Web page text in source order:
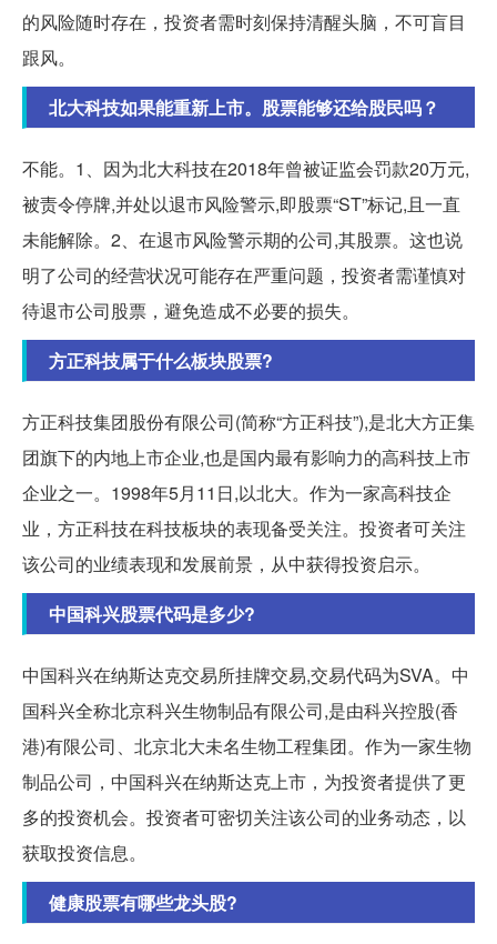
的风险随时存在，投资者需时刻保持清醒头脑，不可盲目
跟风。
北大科技如果能重新上市。股票能够还给股民吗？
不能。1、因为北大科技在2018年曾被证监会罚款20万元,
被责令停牌,并处以退市风险警示,即股票“ST”标记,且一直
未能解除。2、在退市风险警示期的公司,其股票。这也说
明了公司的经营状况可能存在严重问题，投资者需谨慎对
待退市公司股票，避免造成不必要的损失。
方正科技属于什么板块股票?
方正科技集团股份有限公司(简称“方正科技”),是北大方正集
团旗下的内地上市企业,也是国内最有影响力的高科技上市
企业之一。1998年5月11日,以北大。作为一家高科技企
业，方正科技在科技板块的表现备受关注。投资者可关注
该公司的业绩表现和发展前景，从中获得投资启示。
中国科兴股票代码是多少?
中国科兴在纳斯达克交易所挂牌交易,交易代码为SVA。中
国科兴全称北京科兴生物制品有限公司,是由科兴控股(香
港)有限公司、北京北大未名生物工程集团。作为一家生物
制品公司，中国科兴在纳斯达克上市，为投资者提供了更
多的投资机会。投资者可密切关注该公司的业务动态，以
获取投资信息。
健康股票有哪些龙头股?